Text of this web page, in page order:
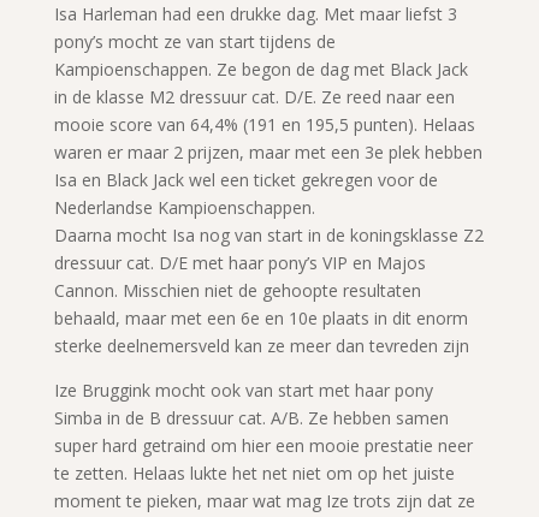
Isa Harleman had een drukke dag. Met maar liefst 3
pony’s mocht ze van start tijdens de
Kampioenschappen. Ze begon de dag met Black Jack
in de klasse M2 dressuur cat. D/E. Ze reed naar een
mooie score van 64,4% (191 en 195,5 punten). Helaas
waren er maar 2 prijzen, maar met een 3e plek hebben
Isa en Black Jack wel een ticket gekregen voor de
Nederlandse Kampioenschappen.
Daarna mocht Isa nog van start in de koningsklasse Z2
dressuur cat. D/E met haar pony’s VIP en Majos
Cannon. Misschien niet de gehoopte resultaten
behaald, maar met een 6e en 10e plaats in dit enorm
sterke deelnemersveld kan ze meer dan tevreden zijn
Ize Bruggink mocht ook van start met haar pony
Simba in de B dressuur cat. A/B. Ze hebben samen
super hard getraind om hier een mooie prestatie neer
te zetten. Helaas lukte het net niet om op het juiste
moment te pieken, maar wat mag Ize trots zijn dat ze